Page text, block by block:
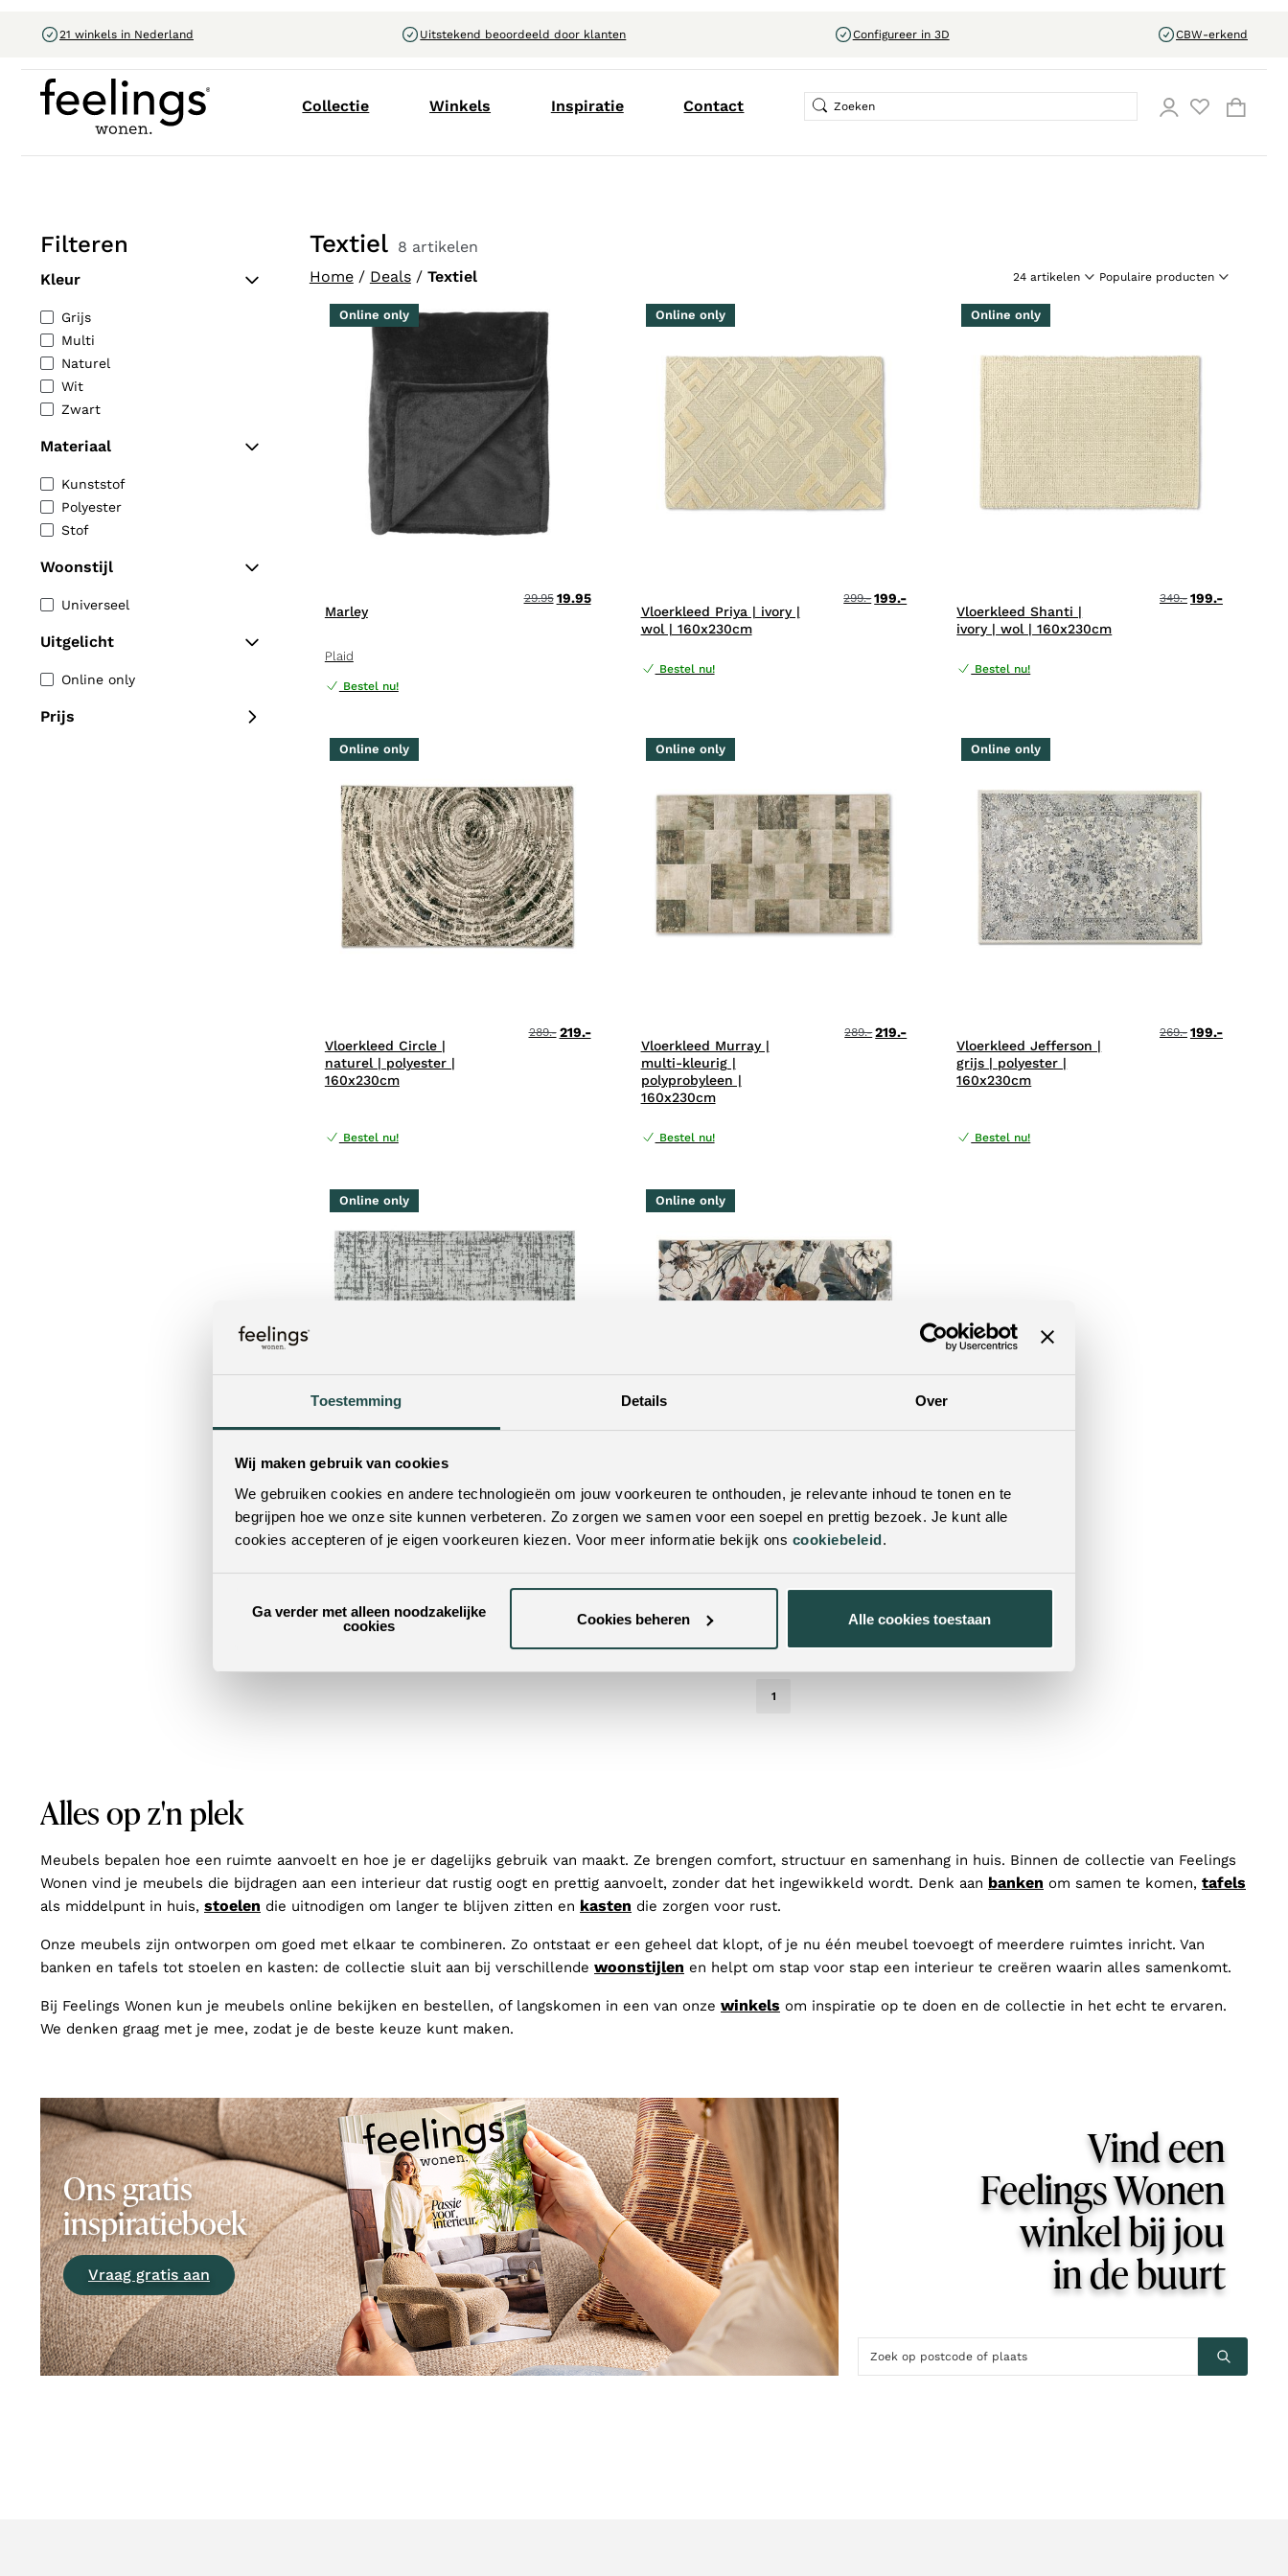
Toestemming Details Over
Wij maken gebruik van cookies
We gebruiken cookies en andere technologieën om jouw voorkeuren te onthouden, je relevante inhoud te tonen en te
begrijpen hoe we onze site kunnen verbeteren. Zo zorgen we samen voor een soepel en prettig bezoek. Je kunt alle
cookies accepteren of je eigen voorkeuren kiezen. Voor meer informatie bekijk ons cookiebeleid.
Ga verder met alleen noodzakelijke
cookies
Cookies beheren Alle cookies toestaan
21 winkels in Nederland Uitstekend beoordeeld door klanten Configureer in 3D CBW-erkend
Collectie Winkels Inspiratie Contact
Filteren
Kleur
Grijs
Multi
Naturel
Wit
Zwart
Materiaal
Kunststof
Polyester
Stof
Woonstijl
Universeel
Uitgelicht
Online only
Prijs
Textiel 8 artikelen
Home / Deals / Textiel
Online only
Marley
29.95 19.95
Plaid
Bestel nu!
Online only
Vloerkleed Priya | ivory |
wol | 160x230cm
299.- 199.-
Bestel nu!
Online only
Vloerkleed Shanti |
ivory | wol | 160x230cm
349.- 199.-
Bestel nu!
Online only
Vloerkleed Circle |
naturel | polyester |
160x230cm
289.- 219.-
Bestel nu!
Online only
Vloerkleed Murray |
multi-kleurig |
polyprobyleen |
160x230cm
289.- 219.-
Bestel nu!
Online only
Vloerkleed Jefferson |
grijs | polyester |
160x230cm
269.- 199.-
Bestel nu!
Online only
Vloerkleed Tusk | grijs |
polyester | 160x230cm
Online only
Vloerkleed Rowan |
multi-kleurig |
polypropyleen |
160x230cm
Bestel nu!
1
Alles op z'n plek
Meubels bepalen hoe een ruimte aanvoelt en hoe je er dagelijks gebruik van maakt. Ze brengen comfort, structuur en samenhang in huis. Binnen de collectie van Feelings
Wonen vind je meubels die bijdragen aan een interieur dat rustig oogt en prettig aanvoelt, zonder dat het ingewikkeld wordt. Denk aan banken om samen te komen, tafels
als middelpunt in huis, stoelen die uitnodigen om langer te blijven zitten en kasten die zorgen voor rust.
Onze meubels zijn ontworpen om goed met elkaar te combineren. Zo ontstaat er een geheel dat klopt, of je nu één meubel toevoegt of meerdere ruimtes inricht. Van
banken en tafels tot stoelen en kasten: de collectie sluit aan bij verschillende woonstijlen en helpt om stap voor stap een interieur te creëren waarin alles samenkomt.
Bij Feelings Wonen kun je meubels online bekijken en bestellen, of langskomen in een van onze winkels om inspiratie op te doen en de collectie in het echt te ervaren.
We denken graag met je mee, zodat je de beste keuze kunt maken.
Ons gratis
inspiratieboek
Vraag gratis aan
Vind een
Feelings Wonen
winkel bij jou
in de buurt